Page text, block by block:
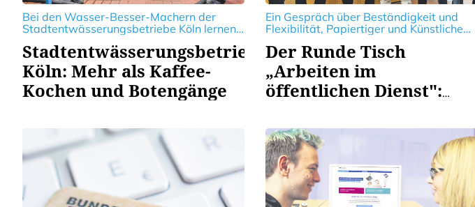
Bei den Wasser-Besser-Machern der
Stadtentwässerungsbetriebe Köln lernen
übernehmen - Ob im Bereich Technik,
Handwerk oder im Büromanagement.
Stadtentwässerungsbetrieben
Köln: Mehr als Kaffee-
Kochen und Botengänge
Ein Gespräch über Beständigkeit und
Flexibilität, Papiertiger und Künstliche
Nachhaltigkeit, „Shadow Days” und
Entwicklungsmöglichkeiten im
öffentlichen Dienst.
Der Runde Tisch
„Arbeiten im
öffentlichen Dienst":
der Laden läuft"